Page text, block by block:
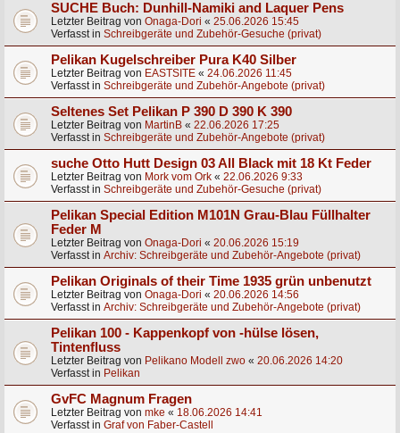
SUCHE Buch: Dunhill-Namiki and Laquer Pens
Letzter Beitrag von Onaga-Dori « 25.06.2026 15:45
Verfasst in Schreibgeräte und Zubehör-Gesuche (privat)
Pelikan Kugelschreiber Pura K40 Silber
Letzter Beitrag von EASTSITE « 24.06.2026 11:45
Verfasst in Schreibgeräte und Zubehör-Angebote (privat)
Seltenes Set Pelikan P 390 D 390 K 390
Letzter Beitrag von MartinB « 22.06.2026 17:25
Verfasst in Schreibgeräte und Zubehör-Angebote (privat)
suche Otto Hutt Design 03 All Black mit 18 Kt Feder
Letzter Beitrag von Mork vom Ork « 22.06.2026 9:33
Verfasst in Schreibgeräte und Zubehör-Gesuche (privat)
Pelikan Special Edition M101N Grau-Blau Füllhalter
Feder M
Letzter Beitrag von Onaga-Dori « 20.06.2026 15:19
Verfasst in Archiv: Schreibgeräte und Zubehör-Angebote (privat)
Pelikan Originals of their Time 1935 grün unbenutzt
Letzter Beitrag von Onaga-Dori « 20.06.2026 14:56
Verfasst in Archiv: Schreibgeräte und Zubehör-Angebote (privat)
Pelikan 100 - Kappenkopf von -hülse lösen,
Tintenfluss
Letzter Beitrag von Pelikano Modell zwo « 20.06.2026 14:20
Verfasst in Pelikan
GvFC Magnum Fragen
Letzter Beitrag von mke « 18.06.2026 14:41
Verfasst in Graf von Faber-Castell